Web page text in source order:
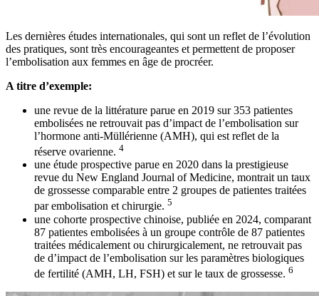
Les dernières études internationales, qui sont un reflet de l’évolution
des pratiques, sont très encourageantes et permettent de proposer
l’embolisation aux femmes en âge de procréer.
A titre d’exemple:
une revue de la littérature parue en 2019 sur 353 patientes
embolisées ne retrouvait pas d’impact de l’embolisation sur
l’hormone anti-Müllérienne (AMH), qui est reflet de la
réserve ovarienne. 4
une étude prospective parue en 2020 dans la prestigieuse
revue du New England Journal of Medicine, montrait un taux
de grossesse comparable entre 2 groupes de patientes traitées
par embolisation et chirurgie. 5
une cohorte prospective chinoise, publiée en 2024, comparant
87 patientes embolisées à un groupe contrôle de 87 patientes
traitées médicalement ou chirurgicalement, ne retrouvait pas
de d’impact de l’embolisation sur les paramètres biologiques
de fertilité (AMH, LH, FSH) et sur le taux de grossesse. 6